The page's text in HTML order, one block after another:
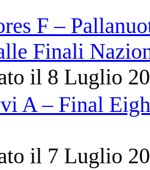
F –
Finali
il 8 Luglio
A – Final
il 7 Luglio